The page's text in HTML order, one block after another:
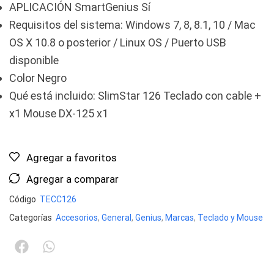
APLICACIÓN SmartGenius Sí
Requisitos del sistema: Windows 7, 8, 8.1, 10 / Mac
OS X 10.8 o posterior / Linux OS / Puerto USB
disponible
Color Negro
Qué está incluido: SlimStar 126 Teclado con cable +
x1 Mouse DX-125 x1
Agregar a favoritos
Agregar a comparar
Código TECC126
Categorías Accesorios, General , Genius, Marcas, Teclado y Mouse